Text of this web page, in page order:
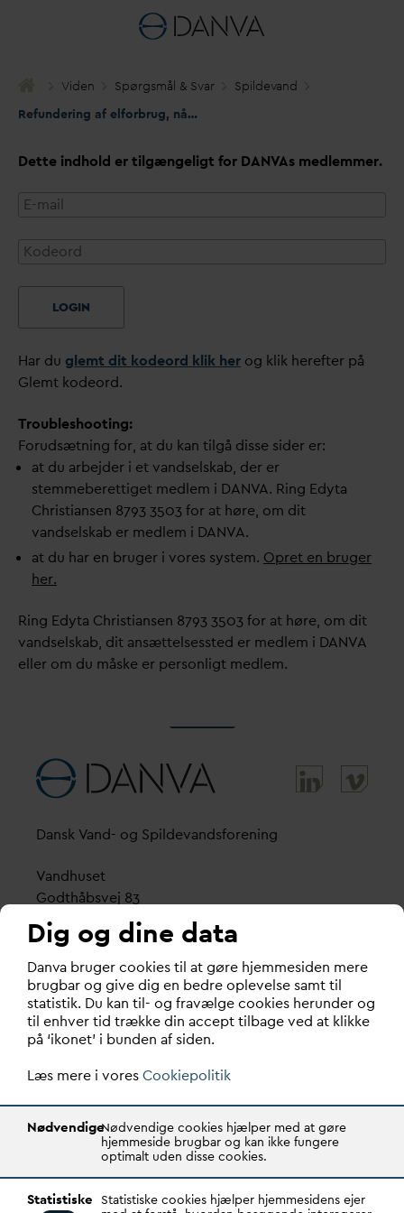
Viden Spørgsmål & Svar Spildevand
Refundering af elforbrug, når spilde
Dette indhold er tilgængeligt for DANVAs medlemmer.
LOGIN
Har du glemt dit kodeord klik her og klik herefter på
Glemt kodeord.
Troubleshooting:
Forudsætning for, at du kan tilgå disse sider er:
at du arbejder i et vandselskab, der er
stemmeberettiget medlem i DANVA. Ring Edyta
Christiansen 8793 3503 for at høre, om dit
vandselskab er medlem i DANVA.
at du har en bruger i vores system. Opret en bruger
her.
Ring Edyta Christiansen 8793 3503 for at høre, om dit
vandselskab, dit ansættelsessted er medlem i DANVA
eller om du måske er personligt medlem.
Dansk Vand- og Spildevandsforening
Vandhuset
Godthåbsvej 83
8660 Skanderborg
København
Vester Farimagsgade 1, 5. sal.
1606 København V
Tlf.: 70 21 00 55
d
a.dk
Transparency Register: REG 0105047100027-26
Dig og dine data
Danva bruger cookies til at gøre hjemmesiden mere
brugbar og give dig en bedre oplevelse samt til
statistik. Du kan til- og fravælge cookies herunder og
til enhver tid trække din accept tilbage ved at klikke
på ‘ikonet’ i bunden af siden.
Læs mere i voresCookiepolitik
NødvendigeNødvendige cookies hjælper med at gøre
hjemmeside brugbar og kan ikke fungere
optimalt uden disse cookies.
Statistiske Statistiske cookies hjælper hjemmesidens ejer